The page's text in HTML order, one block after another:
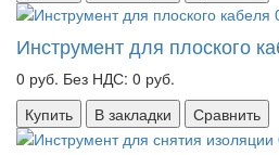
Инструмент для плоского
0 руб. Без НДС: 0 руб.
Купить
В закладки Сравнить